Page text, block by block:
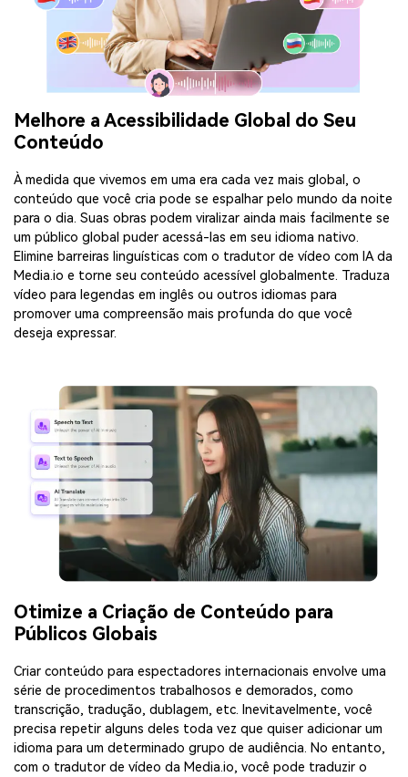
Melhore a Acessibilidade Global do Seu
Conteúdo
À medida que vivemos em uma era cada vez mais global, o
conteúdo que você cria pode se espalhar pelo mundo da noite
para o dia. Suas obras podem viralizar ainda mais facilmente se
um público global puder acessá-las em seu idioma nativo.
Elimine barreiras linguísticas com o tradutor de vídeo com IA da
Media.io e torne seu conteúdo acessível globalmente. Traduza
vídeo para legendas em inglês ou outros idiomas para
promover uma compreensão mais profunda do que você
deseja expressar.
Otimize a Criação de Conteúdo para
Públicos Globais
Criar conteúdo para espectadores internacionais envolve uma
série de procedimentos trabalhosos e demorados, como
transcrição, tradução, dublagem, etc. Inevitavelmente, você
precisa repetir alguns deles toda vez que quiser adicionar um
idioma para um determinado grupo de audiência. No entanto,
com o tradutor de vídeo da Media.io, você pode traduzir o